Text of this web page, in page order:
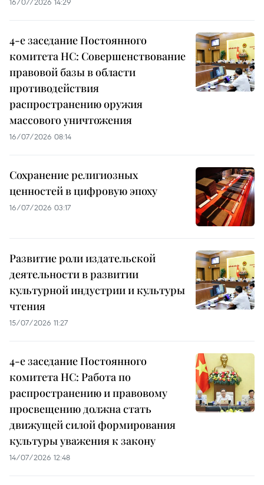
4-е заседание Постоянного
комитета НС: Совершенствование
правовой базы в области
противодействия
распространению оружия
массового уничтожения
16/07/2026 08:14
Сохранение религиозных
ценностей в цифровую эпоху
16/07/2026 03:17
Развитие роли издательской
деятельности в развитии
культурной индустрии и культуры
чтения
15/07/2026 11:27
4-е заседание Постоянного
комитета НС: Работа по
распространению и правовому
просвещению должна стать
движущей силой формирования
культуры уважения к закону
14/07/2026 12:48